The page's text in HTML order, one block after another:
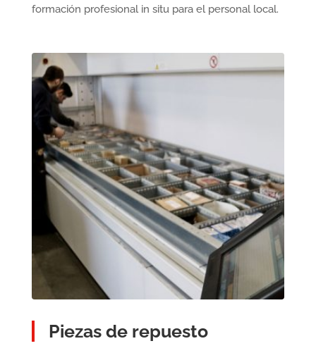
formación profesional in situ para el personal local.
Piezas de repuesto